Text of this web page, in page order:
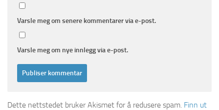
Varsle meg om senere kommentarer via e-post.
Varsle meg om nye innlegg via e-post.
Dette nettstedet bruker Akismet for å redusere spam. Finn ut